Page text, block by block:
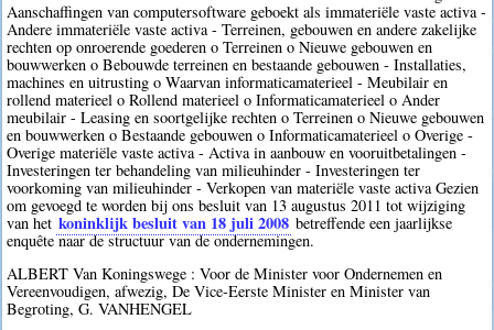
Aanschaffingen van computersoftware geboekt als immateriële vaste activa -
Andere immateriële vaste activa - Terreinen, gebouwen en andere zakelijke
rechten op onroerende goederen o Terreinen o Nieuwe gebouwen en
bouwwerken o Bebouwde terreinen en bestaande gebouwen - Installaties,
machines en uitrusting o Waarvan informaticamaterieel - Meubilair en
rollend materieel o Rollend materieel o Informaticamaterieel o Ander
meubilair - Leasing en soortgelijke rechten o Terreinen o Nieuwe gebouwen
en bouwwerken o Bestaande gebouwen o Informaticamaterieel o Overige -
Overige materiële vaste activa - Activa in aanbouw en vooruitbetalingen -
Investeringen ter behandeling van milieuhinder - Investeringen ter
voorkoming van milieuhinder - Verkopen van materiële vaste activa Gezien
om gevoegd te worden bij ons besluit van 13 augustus 2011 tot wijziging
van het koninklijk besluit van 18 juli 2008 betreffende een jaarlijkse
enquête naar de structuur van de ondernemingen.
ALBERT Van Koningswege : Voor de Minister voor Ondernemen en
Vereenvoudigen, afwezig, De Vice-Eerste Minister en Minister van
Begroting, G. VANHENGEL